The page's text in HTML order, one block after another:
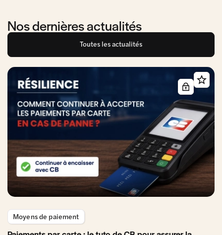
Nos dernières actualités
Toutes les actualités
Moyens de paiement